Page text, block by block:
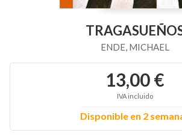
ENDE, MICHAEL
13,00 €
IVA incluido
Disponible en 2